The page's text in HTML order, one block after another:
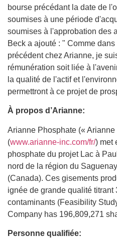
bourse précédant la date de
soumises à une période
soumises à l'approbation des
Beck a ajouté : " Comme
précédent chez Arianne, je
rémunération soit liée à
la qualité de l'actif et
permettront à ce projet de
À propos d’Arianne:
Arianne Phosphate («
(www.arianne-inc.com/fr/) met
phosphate du projet Lac à
nord de la région du
(Canada). Ces gisements
ignée de grande qualité titrant
contaminants (Feasibility
Company has 196,809,271
Personne qualifiée: